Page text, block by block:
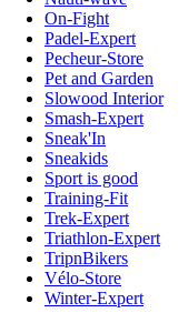
On-Fight
Padel-Expert
Pecheur-Store
Pet and Garden
Slowood Interior
Smash-Expert
Sneak'In
Sneakids
Sport is good
Training-Fit
Trek-Expert
Triathlon-Expert
TripnBikers
Vélo-Store
Winter-Expert